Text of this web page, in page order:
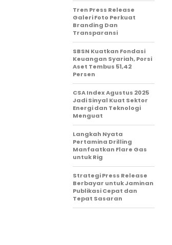
Tren Press Release
Galeri Foto Perkuat
Branding Dan
Transparansi
SBSN Kuatkan Fondasi
Keuangan Syariah, Porsi
Aset Tembus 51,42
Persen
CSA Index Agustus 2025
Jadi Sinyal Kuat Sektor
Energi dan Teknologi
Menguat
Langkah Nyata
Pertamina Drilling
Manfaatkan Flare Gas
untuk Rig
Strategi Press Release
Berbayar untuk Jaminan
Publikasi Cepat dan
Tepat Sasaran